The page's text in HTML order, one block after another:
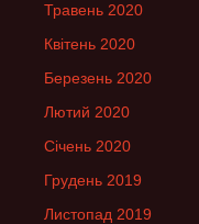
Травень 2020
Квітень 2020
Березень 2020
Лютий 2020
Січень 2020
Грудень 2019
Листопад 2019